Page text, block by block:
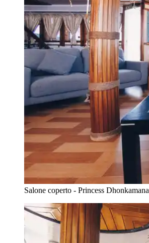
Salone coperto - Princess Dhonkamana